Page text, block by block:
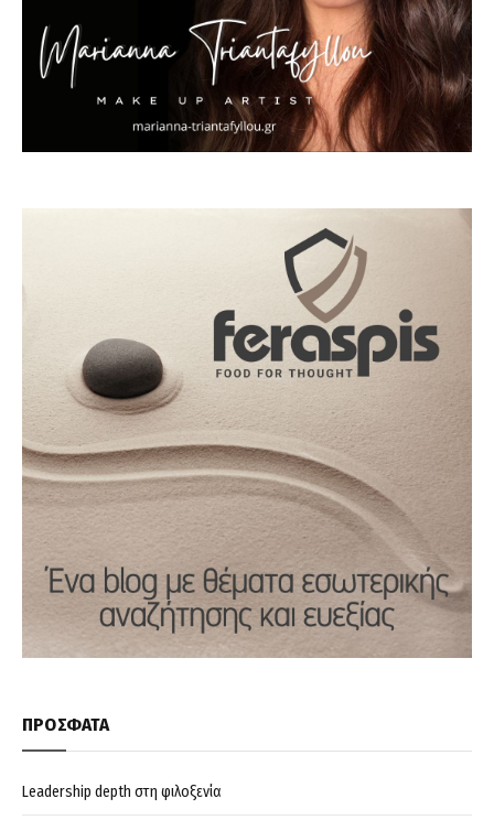
ΠΡΟΣΦΑΤΑ
Leadership depth στη φιλοξενία